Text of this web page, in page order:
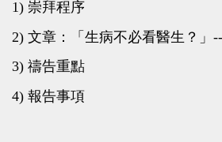
1) 崇拜程序
2) 文章：「生病不必看醫生？」
3) 禱告重點
4) 報告事項